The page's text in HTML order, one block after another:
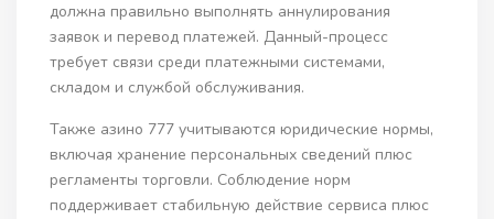
должна правильно выполнять аннулирования
заявок и перевод платежей. Данный-процесс
требует связи среди платежными системами,
складом и службой обслуживания.
Также азино 777 учитываются юридические нормы,
включая хранение персональных сведений плюс
регламенты торговли. Соблюдение норм
поддерживает стабильную действие сервиса плюс